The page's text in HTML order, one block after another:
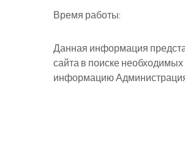
Время работы:
Данная информация
сайта в поиске
информацию Администрация